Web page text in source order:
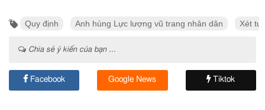
Quy định Anh hùng Lực lượng vũ trang nhân dân Xét
Chia sẻ ý kiến của bạn ...
Facebook Google News Tiktok